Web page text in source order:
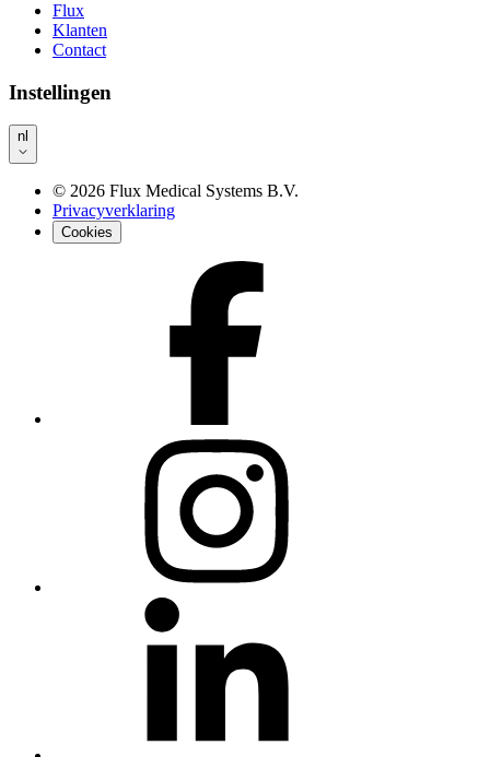
Flux
Klanten
Contact
Instellingen
nl
© 2026 Flux Medical Systems B.V.
Privacyverklaring
Cookies